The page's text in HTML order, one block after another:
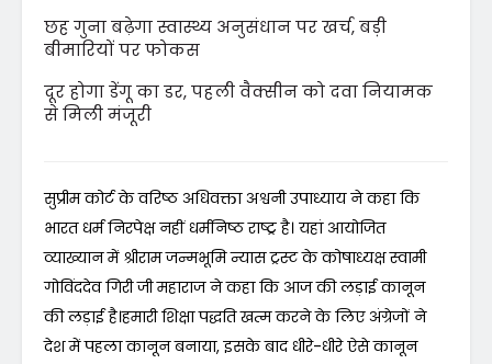
छह गुना बढ़ेगा स्वास्थ्य अनुसंधान पर खर्च, बड़ी
बीमारियों पर फोकस
दूर होगा डेंगू का डर, पहली वैक्सीन को दवा नियामक
से मिली मंजूरी
सुप्रीम कोर्ट के वरिष्ठ अधिवक्ता अश्वनी उपाध्याय ने कहा कि
भारत धर्म निरपेक्ष नहीं धर्मनिष्ठ राष्ट्र है। यहां आयोजित
व्याख्यान में श्रीराम जन्मभूमि न्यास ट्रस्ट के कोषाध्यक्ष स्वामी
गोविंददेव गिरी जी महाराज ने कहा कि आज की लड़ाई कानून
की लड़ाई है।हमारी शिक्षा पद्धति खत्म करने के लिए अंग्रेजों ने
देश में पहला कानून बनाया, इसके बाद धीरे-धीरे ऐसे कानून